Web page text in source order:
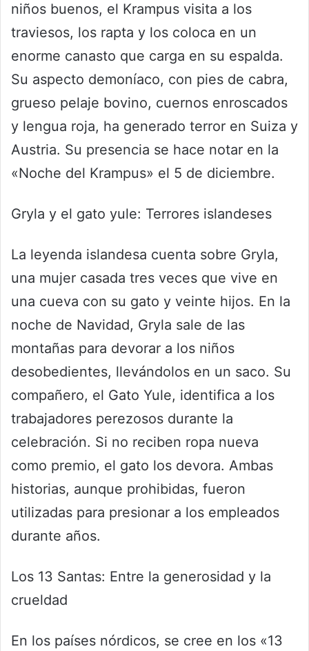
niños buenos, el Krampus visita a los
traviesos, los rapta y los coloca en un
enorme canasto que carga en su espalda.
Su aspecto demoníaco, con pies de cabra,
grueso pelaje bovino, cuernos enroscados
y lengua roja, ha generado terror en Suiza y
Austria. Su presencia se hace notar en la
«Noche del Krampus» el 5 de diciembre.
Gryla y el gato yule: Terrores islandeses
La leyenda islandesa cuenta sobre Gryla,
una mujer casada tres veces que vive en
una cueva con su gato y veinte hijos. En la
noche de Navidad, Gryla sale de las
montañas para devorar a los niños
desobedientes, llevándolos en un saco. Su
compañero, el Gato Yule, identifica a los
trabajadores perezosos durante la
celebración. Si no reciben ropa nueva
como premio, el gato los devora. Ambas
historias, aunque prohibidas, fueron
utilizadas para presionar a los empleados
durante años.
Los 13 Santas: Entre la generosidad y la
crueldad
En los países nórdicos, se cree en los «13